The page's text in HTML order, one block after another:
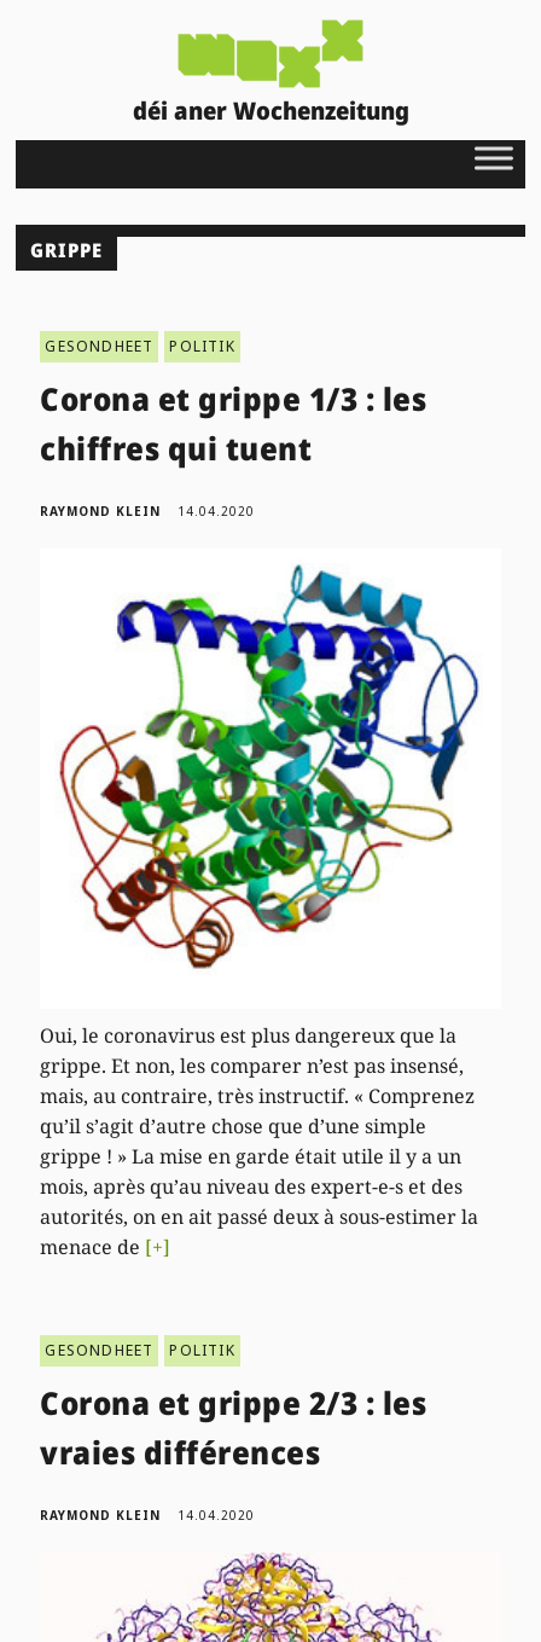
déi aner Wochenzeitung
GRIPPE
GESONDHEET POLITIK
Corona et grippe 1/3 : les
chiffres qui tuent
RAYMOND KLEIN 14.04.2020
Oui, le coronavirus est plus dangereux que la
grippe. Et non, les comparer n’est pas insensé,
mais, au contraire, très instructif. « Comprenez
qu’il s’agit d’autre chose que d’une simple
grippe ! » La mise en garde était utile il y a un
mois, après qu’au niveau des expert-e-s et des
autorités, on en ait passé deux à sous-estimer la
menace de [+]
GESONDHEET POLITIK
Corona et grippe 2/3 : les
vraies différences
RAYMOND KLEIN 14.04.2020